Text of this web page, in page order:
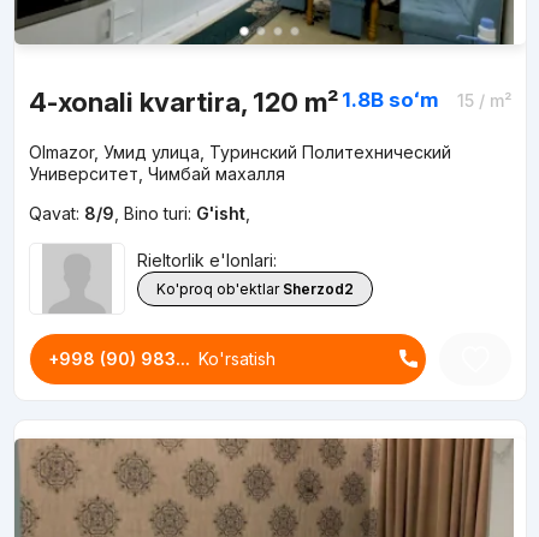
4-xonali kvartira, 120 m² 1.8B soʻm 15/ m²
Olmazor, Умид улица, Туринский Политехнический
Университет, Чимбай махалля
Qavat: 8/9 Bino turi: G'isht,
Rieltorlik e'lonlari:
Ko'proq ob'ektlar Sherzod2
+998 (90) 983... Ko'rsatish